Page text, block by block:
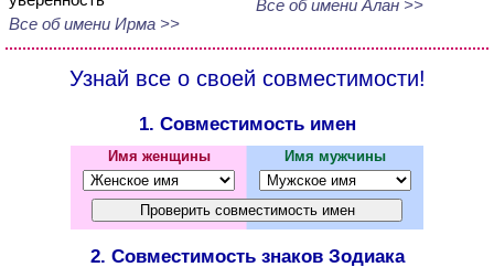
Все об имени Ирма >>
Все об имени Алан >>
Узнай все о своей совместимости!
1. Совместимость имен
Имя женщины Имя мужчины
2. Совместимость знаков Зодиака